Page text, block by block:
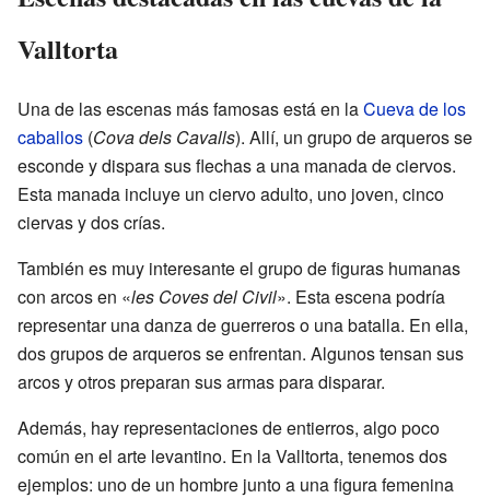
Valltorta
Una de las escenas más famosas está en laCueva de los
caballos (Cova dels Cavalls). Allí, un grupo de arqueros se
esconde y dispara sus flechas a una manada de ciervos.
Esta manada incluye un ciervo adulto, uno joven, cinco
ciervas y dos crías.
También es muy interesante el grupo de figuras humanas
con arcos en «les Coves del Civil». Esta escena podría
representar una danza de guerreros o una batalla. En ella,
dos grupos de arqueros se enfrentan. Algunos tensan sus
arcos y otros preparan sus armas para disparar.
Además, hay representaciones de entierros, algo poco
común en el arte levantino. En la Valltorta, tenemos dos
ejemplos: uno de un hombre junto a una figura femenina